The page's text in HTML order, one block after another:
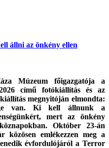
állni az önkény ellen
Múzeum főigazgatója a
című fotókiállítás és az
megnyitóján elmondta:
van. Ki kell állnunk a
mert az önkény
Október 23-án
közösen emlékezzen meg a
évfordulójáról a Terror